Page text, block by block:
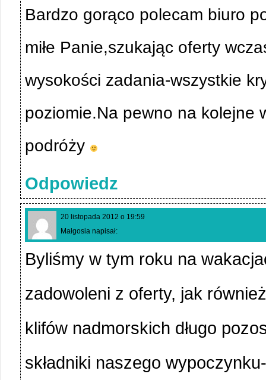
Bardzo gorąco polecam biuro
miłe Panie,szukając oferty
wysokości zadania-wszystkie
poziomie.Na pewno na kolejne
podróży
Odpowiedz
20 listopada 2012 o 19:59
Małgosia napisał:
Byliśmy w tym roku na
zadowoleni z oferty, jak
klifów nadmorskich długo
składniki naszego